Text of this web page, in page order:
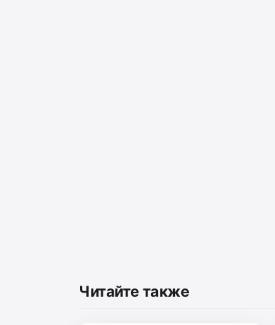
Читайте также